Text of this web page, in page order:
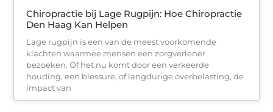
Chiropractie bij Lage Rugpijn: Hoe Chiropractie
Den Haag Kan Helpen
Lage rugpijn is een van de meest voorkomende
klachten waarmee mensen een zorgverlener
bezoeken. Of het nu komt door een verkeerde
houding, een blessure, of langdurige overbelasting, de
impact van